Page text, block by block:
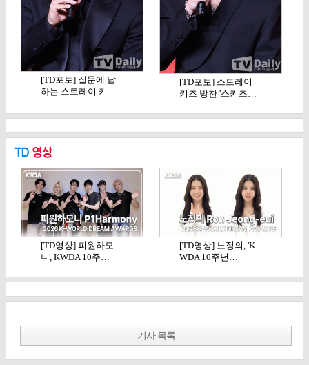
[TD포토] 질문에 답
하는 스트레이 키
[TD포토] 스트레이
키즈 방찬 '스키즈…
[TD영상] 피원하모
니, KWDA 10주…
[TD영상] 노정의, 'K
WDA 10주년…
기사 목록